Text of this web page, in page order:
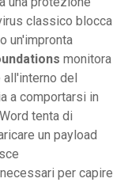
classico blocca
un'impronta
monitora
all'interno del
a comportarsi in
tenta di
un payload
per capire